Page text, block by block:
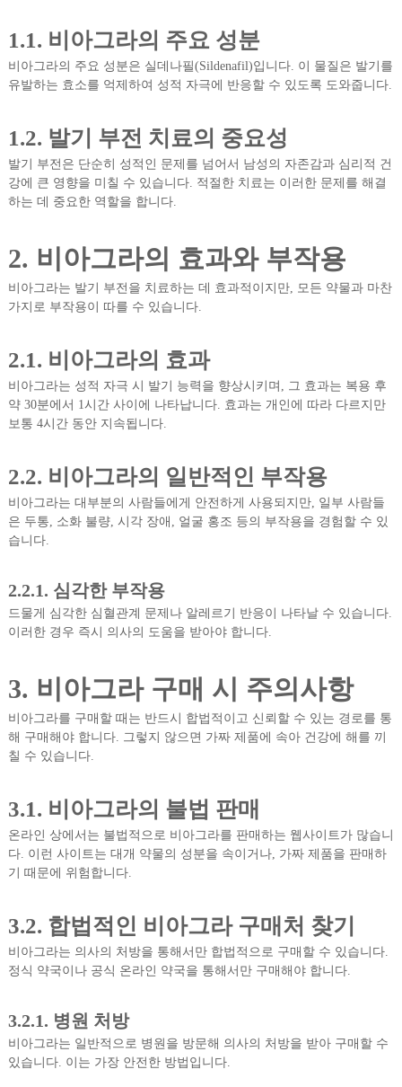
1.1. 비아그라의 주요 성분
비아그라의 주요 성분은 실데나필(Sildenafil)입니다. 이 물질은 발기를
유발하는 효소를 억제하여 성적 자극에 반응할 수 있도록 도와줍니다.
1.2. 발기 부전 치료의 중요성
발기 부전은 단순히 성적인 문제를 넘어서 남성의 자존감과 심리적 건
강에 큰 영향을 미칠 수 있습니다. 적절한 치료는 이러한 문제를 해결
하는 데 중요한 역할을 합니다.
2. 비아그라의 효과와 부작용
비아그라는 발기 부전을 치료하는 데 효과적이지만, 모든 약물과 마찬
가지로 부작용이 따를 수 있습니다.
2.1. 비아그라의 효과
비아그라는 성적 자극 시 발기 능력을 향상시키며, 그 효과는 복용 후
약 30분에서 1시간 사이에 나타납니다. 효과는 개인에 따라 다르지만
보통 4시간 동안 지속됩니다.
2.2. 비아그라의 일반적인 부작용
비아그라는 대부분의 사람들에게 안전하게 사용되지만, 일부 사람들
은 두통, 소화 불량, 시각 장애, 얼굴 홍조 등의 부작용을 경험할 수 있
습니다.
2.2.1. 심각한 부작용
드물게 심각한 심혈관계 문제나 알레르기 반응이 나타날 수 있습니다.
이러한 경우 즉시 의사의 도움을 받아야 합니다.
3. 비아그라 구매 시 주의사항
비아그라를 구매할 때는 반드시 합법적이고 신뢰할 수 있는 경로를 통
해 구매해야 합니다. 그렇지 않으면 가짜 제품에 속아 건강에 해를 끼
칠 수 있습니다.
3.1. 비아그라의 불법 판매
온라인 상에서는 불법적으로 비아그라를 판매하는 웹사이트가 많습니
다. 이런 사이트는 대개 약물의 성분을 속이거나, 가짜 제품을 판매하
기 때문에 위험합니다.
3.2. 합법적인 비아그라 구매처 찾기
비아그라는 의사의 처방을 통해서만 합법적으로 구매할 수 있습니다.
정식 약국이나 공식 온라인 약국을 통해서만 구매해야 합니다.
3.2.1. 병원 처방
비아그라는 일반적으로 병원을 방문해 의사의 처방을 받아 구매할 수
있습니다. 이는 가장 안전한 방법입니다.